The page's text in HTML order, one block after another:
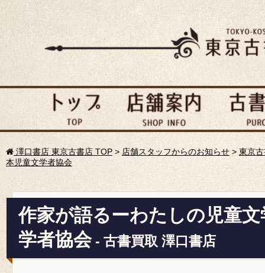
澤口書店 東京古書店 TOP > 店舗スタッフからのお知らせ> 東京
本児童文学者協会
作家が語るーわたしの児童
学者協会- 古書買取 澤口書店